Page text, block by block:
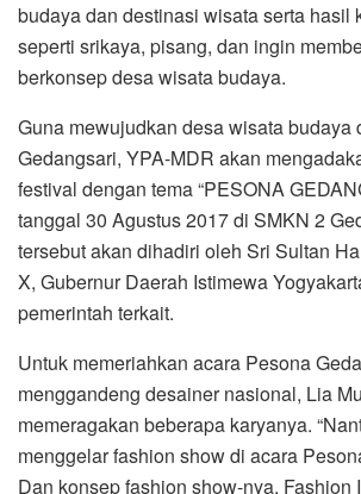
budaya dan destinasi wisata serta hasil
seperti srikaya, pisang, dan ingin
berkonsep desa wisata budaya.
Guna mewujudkan desa wisata budaya
Gedangsari, YPA-MDR akan
festival dengan tema “PESONA
tanggal 30 Agustus 2017 di SMKN 2
tersebut akan dihadiri oleh Sri Sultan
X, Gubernur Daerah Istimewa
pemerintah terkait.
Untuk memeriahkan acara Pesona
menggandeng desainer nasional, Lia
memeragakan beberapa karyanya.
menggelar fashion show di acara
Dan konsep fashion show-nya, Fashion